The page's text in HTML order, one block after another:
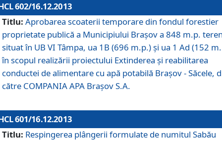
602/16.12.2013
Titlu: Aprobarea scoaterii temporare din fondul forestier
proprietate publică a Municipiului Braşov a 848 m.p.
situat în UB VI Tâmpa, ua 1B (696 m.p.) şi ua 1 Ad (152
în scopul realizării proiectului Extinderea şi reabilitarea
conductei de alimentare cu apă potabilă Braşov - Săcele,
către COMPANIA APA Braşov S.A.
601/16.12.2013
Titlu: Respingerea plângerii formulate de numitul Sabău